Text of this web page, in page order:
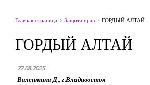
Главная страница Защита прав ГОРДЫЙ АЛТАЙ
ГОРДЫЙ АЛТАЙ
27.08.2025
Валентина Д., г.Владивосток